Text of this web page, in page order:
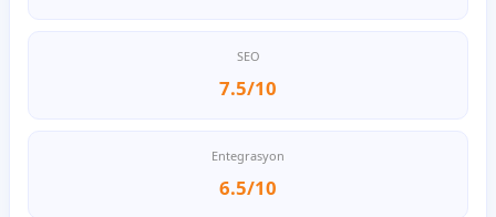
SEO
7.5/10
Entegrasyon
6.5/10